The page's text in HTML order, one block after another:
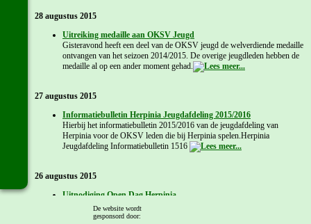
28 augustus 2015
Uitreiking medaille aan OKSV Jeugd
Gisteravond heeft een deel van de OKSV jeugd de welverdiende medaille
ontvangen van het seizoen 2014/2015. De overige jeugdleden hebben de
medaille al op een ander moment gehad.
27 augustus 2015
Informatiebulletin Herpinia Jeugdafdeling 2015/2016
Hierbij het informatiebulletin 2015/2016 van de jeugdafdeling van
Herpinia voor de OKSV leden die bij Herpinia spelen.Herpinia
Jeugdafdeling Informatiebulletin 1516
26 augustus 2015
Uitnodiging Open Dag Herpinia
Komende zaterdag, 29 augustus, houdt Herpinia zijn jaarlijkse Open Dag.
Ook de OKSV leden die bij Herpinia spelen zijn hiervoor uitgenodigd.
De website wordt
gesponsord door: